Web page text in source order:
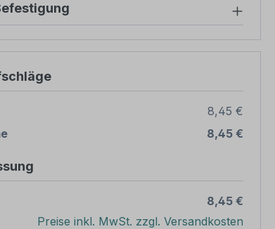
8,45 €
8,45 €
8,45 €
Preise inkl. MwSt. zzgl. Versandkosten